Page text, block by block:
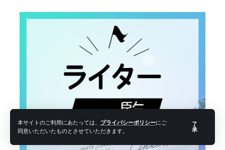
本サイトのご利用にあたっては、 プライバシーポリシーにご
同意いただいたものとさせていただきます。
了
承